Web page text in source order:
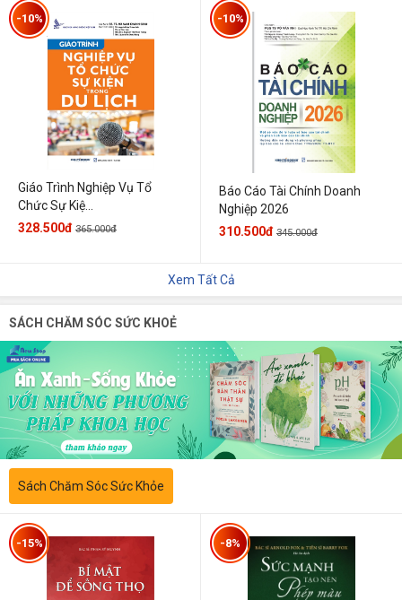
Giáo Trình Nghiệp Vụ Tổ
Chức Sự Kiệ...
-10%
328.500đ 365.000đ
Báo Cáo Tài Chính Doanh
Nghiệp 2026
-10%
310.500đ 345.000đ
Xem Tất Cả
SÁCH CHĂM SÓC SỨC KHOẺ
Sách Chăm Sóc Sức Khỏe
-15% -8%